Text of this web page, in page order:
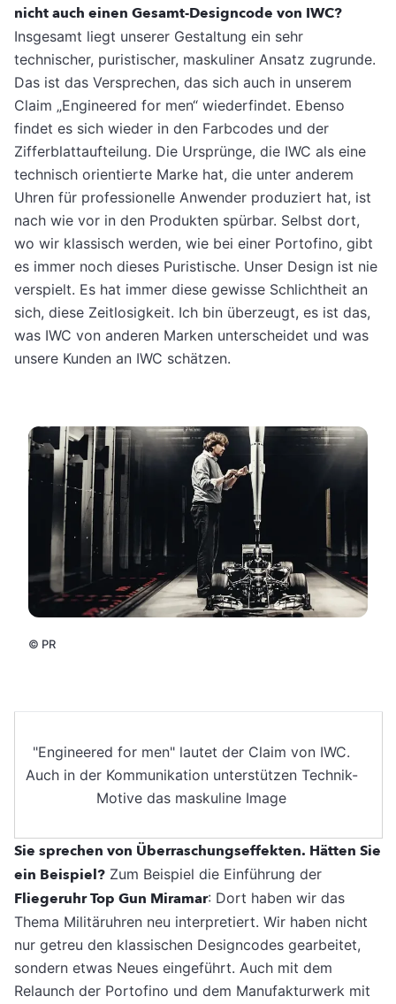
nicht auch einen Gesamt-Designcode von IWC?
Insgesamt liegt unserer Gestaltung ein sehr
technischer, puristischer, maskuliner Ansatz zugrunde.
Das ist das Versprechen, das sich auch in unserem
Claim „Engineered for men“ wiederfindet. Ebenso
findet es sich wieder in den Farbcodes und der
Zifferblattaufteilung. Die Ursprünge, die IWC als eine
technisch orientierte Marke hat, die unter anderem
Uhren für professionelle Anwender produziert hat, ist
nach wie vor in den Produkten spürbar. Selbst dort,
wo wir klassisch werden, wie bei einer Portofino, gibt
es immer noch dieses Puristische. Unser Design ist nie
verspielt. Es hat immer diese gewisse Schlichtheit an
sich, diese Zeitlosigkeit. Ich bin überzeugt, es ist das,
was IWC von anderen Marken unterscheidet und was
unsere Kunden an IWC schätzen.
© PR
"Engineered for men" lautet der Claim von IWC.
Auch in der Kommunikation unterstützen Technik-
Motive das maskuline Image
Sie sprechen von Überraschungseffekten. Hätten Sie
ein Beispiel? Zum Beispiel die Einführung der
Fliegeruhr Top Gun Miramar: Dort haben wir das
Thema Militäruhren neu interpretiert. Wir haben nicht
nur getreu den klassischen Designcodes gearbeitet,
sondern etwas Neues eingeführt. Auch mit dem
Relaunch der Portofino und dem Manufakturwerk mit